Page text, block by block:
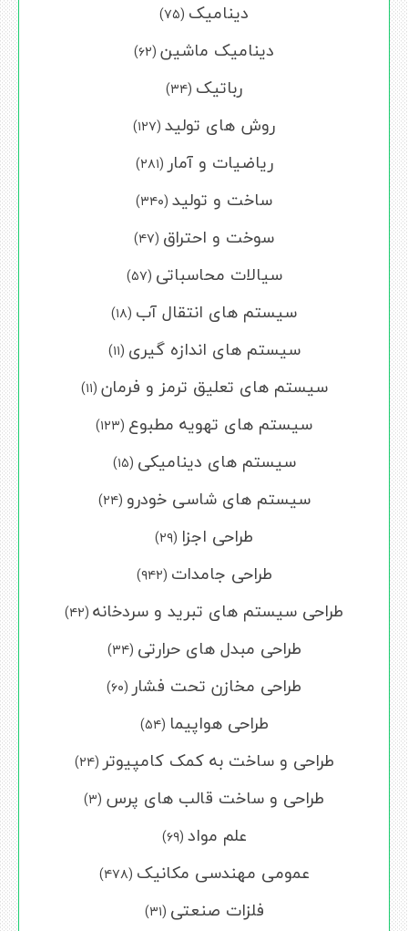
دینامیک (۷۵)
دینامیک ماشین (۶۲)
رباتیک (۳۴)
روش های تولید (۱۲۷)
ریاضیات و آمار (۲۸۱)
ساخت و تولید (۳۴۰)
سوخت و احتراق (۴۷)
سیالات محاسباتی (۵۷)
سیستم های انتقال آب (۱۸)
سیستم های اندازه گیری (۱۱)
سیستم های تعلیق ترمز و فرمان (۱۱)
سیستم های تهویه مطبوع (۱۲۳)
سیستم های دینامیکی (۱۵)
سیستم های شاسی خودرو (۲۴)
طراحی اجزا (۲۹)
طراحی جامدات (۹۴۲)
طراحی سیستم های تبرید و سردخانه (۴۲)
طراحی مبدل های حرارتی (۳۴)
طراحی مخازن تحت فشار (۶۰)
طراحی هواپیما (۵۴)
طراحی و ساخت به کمک کامپیوتر (۲۴)
طراحی و ساخت قالب های پرس (۳)
علم مواد (۶۹)
عمومی مهندسی مکانیک (۴۷۸)
فلزات صنعتی (۳۱)